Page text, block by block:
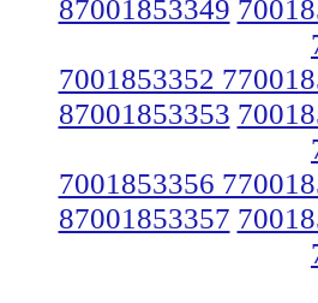
87001853349
7001853352
87001853353
7001853356
87001853357